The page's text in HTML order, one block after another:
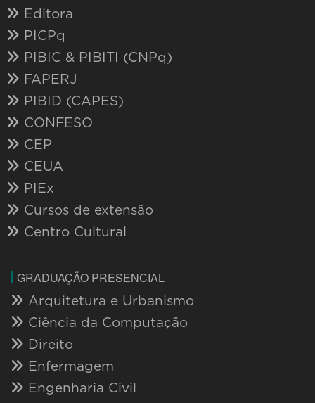
Editora
PICPq
PIBIC & PIBITI (CNPq)
FAPERJ
PIBID (CAPES)
CONFESO
CEP
CEUA
PIEx
Cursos de extensão
Centro Cultural
GRADUAÇÃO PRESENCIAL
Arquitetura e Urbanismo
Ciência da Computação
Direito
Enfermagem
Engenharia Civil